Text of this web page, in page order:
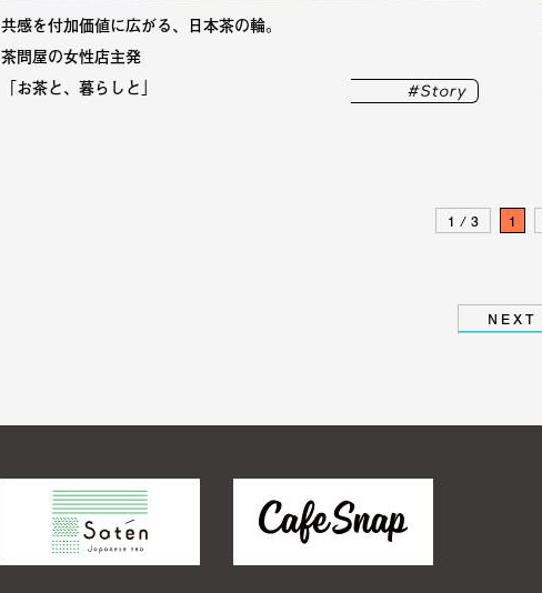
共感を付加価値に広がる、日本茶の輪。
茶問屋の女性店主発
「お茶と、暮らしと」
1 / 3 1
NEXT